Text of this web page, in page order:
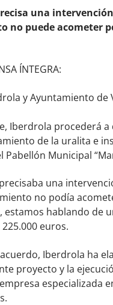
una
no puede acometer
ÍNTEGRA:
y Ayuntamiento de
Iberdrola procederá a
de la uralita e
Pabellón Municipal
una
no podía
estamos hablando de
euros.
Iberdrola ha
proyecto y la
especializada